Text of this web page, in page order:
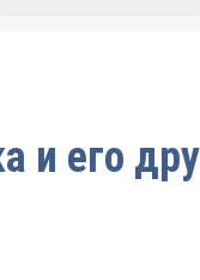
и его